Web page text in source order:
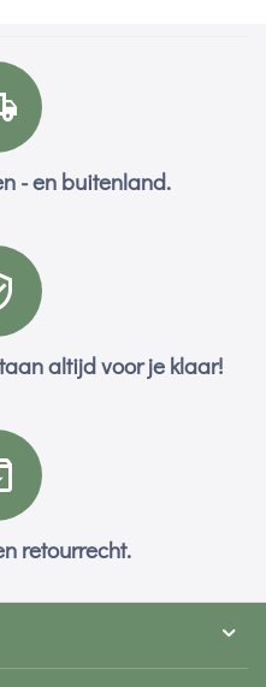
- en buitenland.
altijd voor je klaar!
retourrecht.